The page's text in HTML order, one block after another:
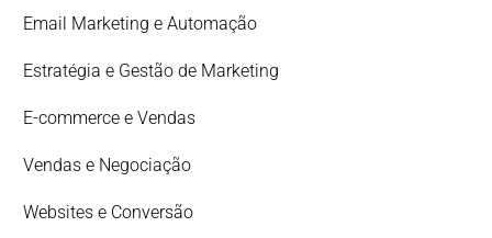
Email Marketing e Automação
Estratégia e Gestão de Marketing
E-commerce e Vendas
Vendas e Negociação
Websites e Conversão